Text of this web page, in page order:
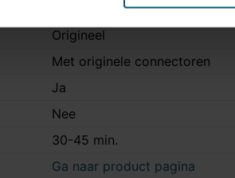
Origineel
Met originele connectoren
Ja
Nee
30-45 min.
Ga naar product pagina